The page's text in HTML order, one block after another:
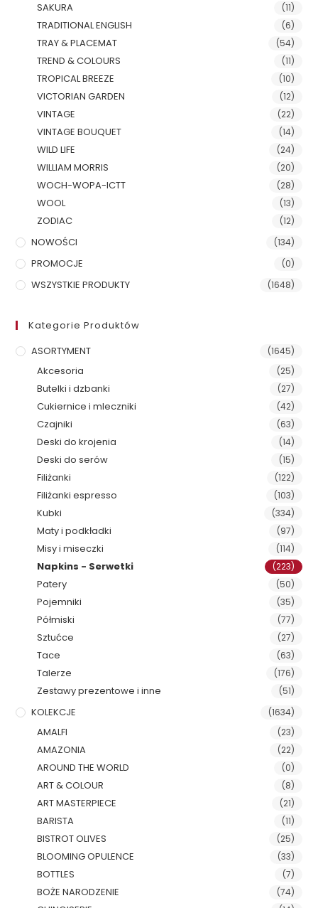
SAKURA (11)
TRADITIONAL ENGLISH (6)
TRAY & PLACEMAT (54)
TREND & COLOURS (11)
TROPICAL BREEZE (10)
VICTORIAN GARDEN (12)
VINTAGE (22)
VINTAGE BOUQUET (14)
WILD LIFE (24)
WILLIAM MORRIS (20)
WOCH-WOPA-ICTT (28)
WOOL (13)
ZODIAC (12)
NOWOŚCI (134)
PROMOCJE (0)
WSZYSTKIE PRODUKTY (1648)
Kategorie Produktów
ASORTYMENT
(1645)
Akcesoria (25)
Butelki i dzbanki (27)
Cukiernice i mleczniki (42)
Czajniki (63)
Deski do krojenia (14)
Deski do serów (15)
Filiżanki (122)
Filiżanki espresso (103)
Kubki (334)
Maty i podkładki (97)
Misy i miseczki (114)
Napkins - Serwetki (223)
Patery (50)
Pojemniki (35)
Półmiski (77)
Sztućce (27)
Tace (63)
Talerze (176)
Zestawy prezentowe i inne (51)
KOLEKCJE (1634)
AMALFI (23)
AMAZONIA (22)
AROUND THE WORLD (0)
ART & COLOUR (8)
ART MASTERPIECE (21)
BARISTA (11)
BISTROT OLIVES (25)
BLOOMING OPULENCE (33)
BOTTLES (7)
BOŻE NARODZENIE (74)